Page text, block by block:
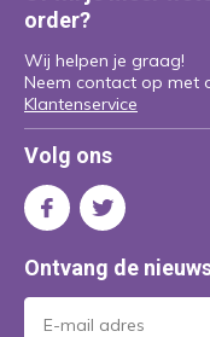
order?
Wij helpen je graag!
Neem contact op met
Klantenservice
Volg ons
Ontvang de